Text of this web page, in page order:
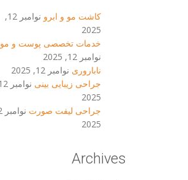
کاشت مو و ابرو
نوامبر 12,
2025
خدمات تخصصی پوست و مو
نوامبر 12, 2025
ناباروری نوامبر 12, 2025
جراحی زیبایی بینی
2025
جراحی لیفت صورت
2025
Archives